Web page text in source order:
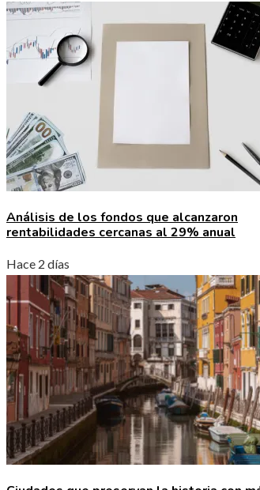
Análisis de los fondos que alcanzaron
rentabilidades cercanas al 29% anual
Hace 2 días